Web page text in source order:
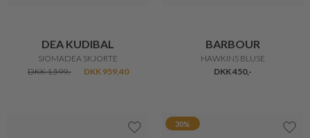
DEA KUDIBAL
SIOMADEA SKJORTE
DKK 1.599,-
DKK 959,40
BARBOUR
HAWKINS BLUSE
DKK 450,-
30%